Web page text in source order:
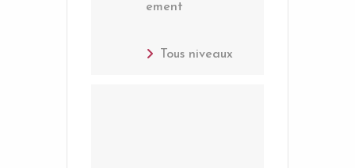
ement
Tous niveaux